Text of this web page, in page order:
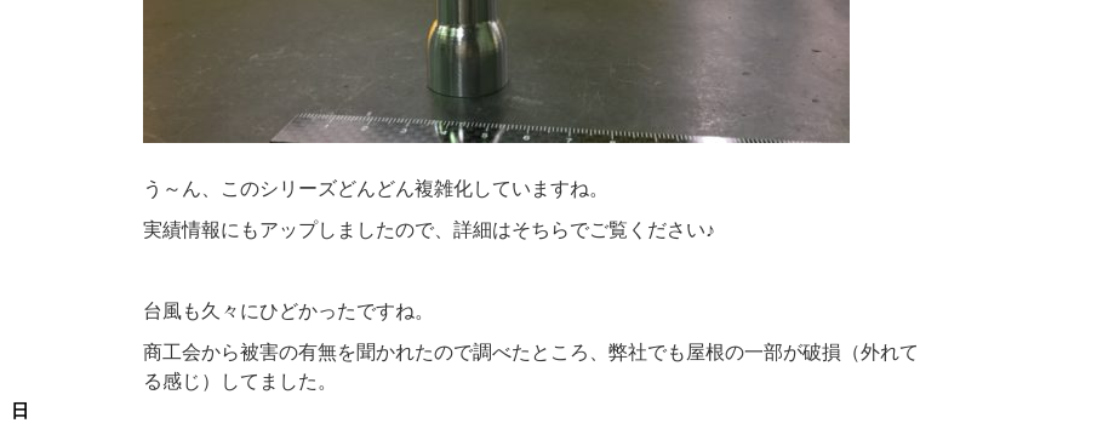
う～ん、このシリーズどんどん複雑化していますね。
実績情報にもアップしましたので、詳細はそちらでご覧ください♪
台風も久々にひどかったですね。
商工会から被害の有無を聞かれたので調べたところ、弊社でも屋根の一部が破損（外れて
る感じ）してました。
日